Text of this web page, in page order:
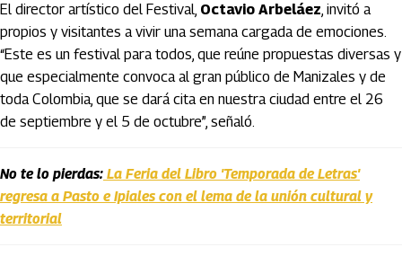
El director artístico del Festival, Octavio Arbeláez, invitó a
propios y visitantes a vivir una semana cargada de emociones.
“Este es un festival para todos, que reúne propuestas diversas y
que especialmente convoca al gran público de Manizales y de
toda Colombia, que se dará cita en nuestra ciudad entre el 26
de septiembre y el 5 de octubre”, señaló.
No te lo pierdas: La Feria del Libro 'Temporada de Letras'
regresa a Pasto e Ipiales con el lema de la unión cultural y
territorial